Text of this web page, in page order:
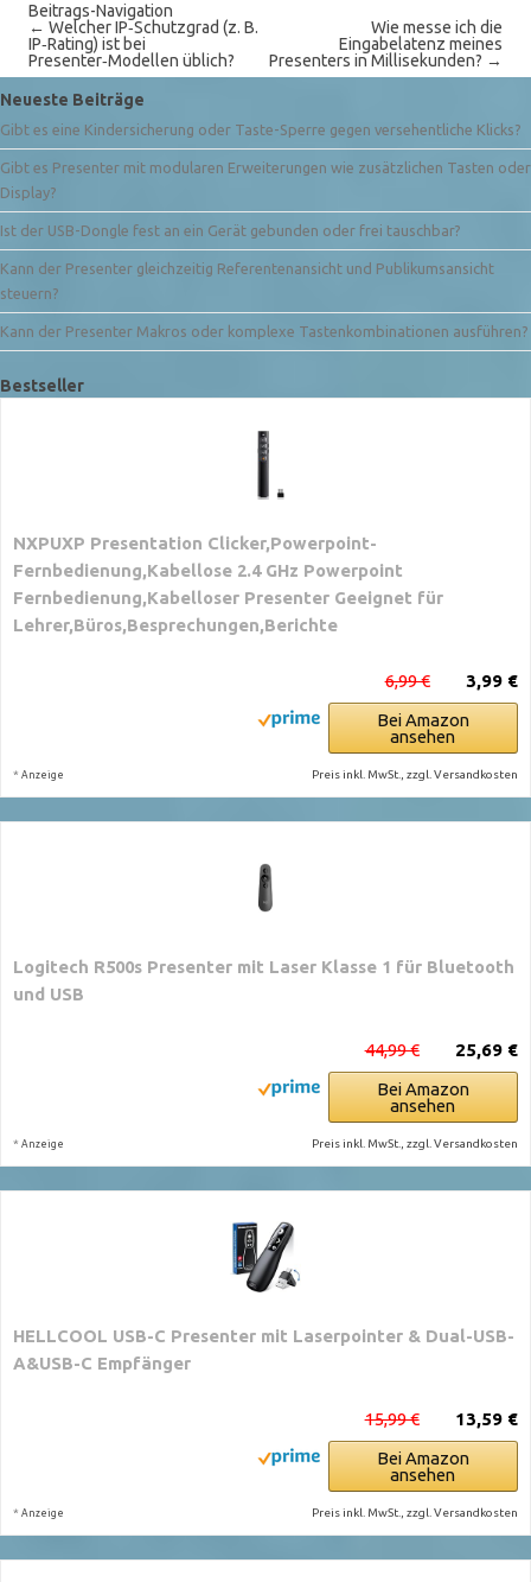
Beitrags-Navigation
← Welcher IP‑Schutzgrad (z. B.
IP‑Rating) ist bei
Presenter‑Modellen üblich?
Wie messe ich die
Eingabelatenz meines
Presenters in Millisekunden? →
Neueste Beiträge
Gibt es eine Kindersicherung oder Taste-Sperre gegen versehentliche Klicks?
Gibt es Presenter mit modularen Erweiterungen wie zusätzlichen Tasten oder
Display?
Ist der USB-Dongle fest an ein Gerät gebunden oder frei tauschbar?
Kann der Presenter gleichzeitig Referentenansicht und Publikumsansicht
steuern?
Kann der Presenter Makros oder komplexe Tastenkombinationen ausführen?
Bestseller
NXPUXP Presentation Clicker,Powerpoint-
Fernbedienung,Kabellose 2.4 GHz Powerpoint
Fernbedienung,Kabelloser Presenter Geeignet für
Lehrer,Büros,Besprechungen,Berichte
3,99 €
6,99 €
Bei Amazon
ansehen
* Anzeige Preis inkl. MwSt., zzgl. Versandkosten
Logitech R500s Presenter mit Laser Klasse 1 für Bluetooth
und USB
25,69 €
44,99 €
Bei Amazon
ansehen
* Anzeige Preis inkl. MwSt., zzgl. Versandkosten
HELLCOOL USB-C Presenter mit Laserpointer & Dual-USB-
A&USB-C Empfänger
13,59 €
15,99 €
Bei Amazon
ansehen
* Anzeige Preis inkl. MwSt., zzgl. Versandkosten